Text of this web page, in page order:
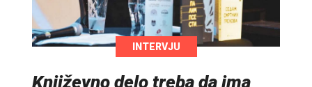
INTERVJU
Književno delo treba da ima